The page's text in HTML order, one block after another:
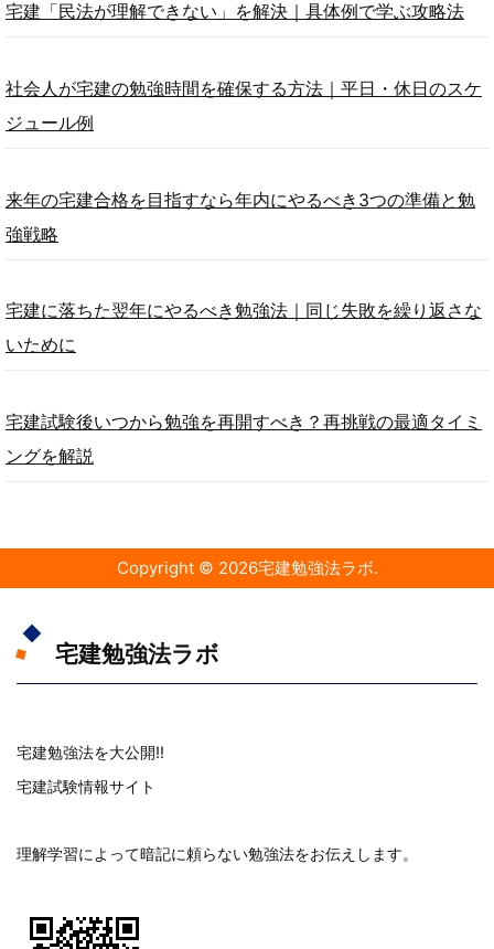
宅建「民法が理解できない」を解決｜具体例で学ぶ攻略法
社会人が宅建の勉強時間を確保する方法｜平日・休日のスケ
ジュール例
来年の宅建合格を目指すなら年内にやるべき3つの準備と勉
強戦略
宅建に落ちた翌年にやるべき勉強法｜同じ失敗を繰り返さな
いために
宅建試験後いつから勉強を再開すべき？再挑戦の最適タイミ
ングを解説
Copyright © 2026宅建勉強法ラボ.
宅建勉強法ラボ
宅建勉強法を大公開!!
宅建試験情報サイト
理解学習によって暗記に頼らない勉強法をお伝えします。